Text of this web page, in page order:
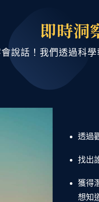
即時洞
說話！我們透過科
透過
找出
獲得
想知